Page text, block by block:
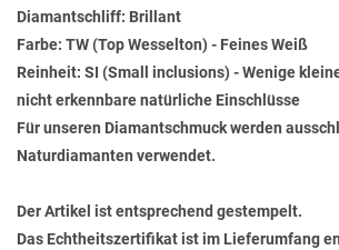
Diamantschliff: Brillant
Farbe: TW (Top Wesselton) - Feines Weiß
Reinheit: SI (Small inclusions) - Wenige
nicht erkennbare natürliche Einschlüsse
Für unseren Diamantschmuck werden
Naturdiamanten verwendet.
Der Artikel ist entsprechend gestempelt.
Das Echtheitszertifikat ist im Lieferumfang